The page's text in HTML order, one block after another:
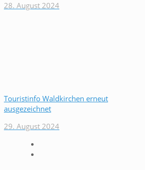
28. August 2024
Touristinfo Waldkirchen erneut
ausgezeichnet
29. August 2024